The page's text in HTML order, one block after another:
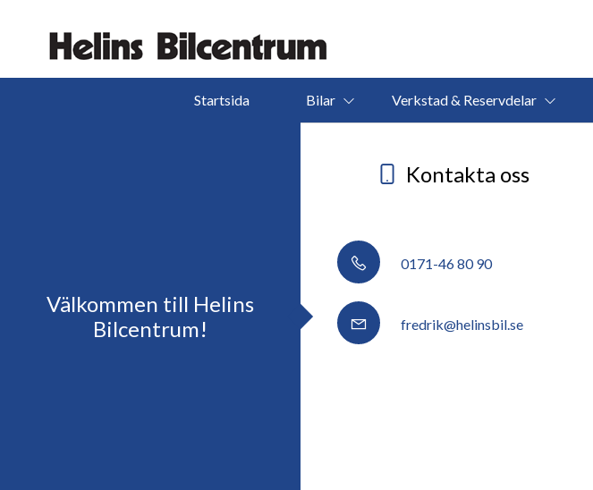
Startsida Bilar Verkstad & Reservdelar
Välkommen till Helins
Bilcentrum!
Kontakta oss
0171-46 80 90
fredrik@helinsbil.se